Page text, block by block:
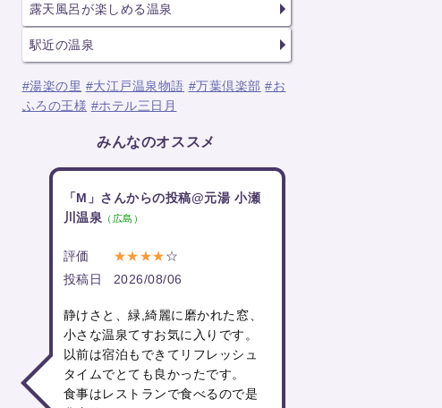
露天風呂が楽しめる温泉
駅近の温泉
#湯楽の里 #大江戸温泉物語 #万葉倶楽部 #お
ふろの王様 #ホテル三日月
みんなのオススメ
「M」さんからの投稿@元湯 小瀬
川温泉 （広島）
評価 ★★★★☆
投稿日
2026/08/06
静けさと、緑,綺麗に磨かれた窓、
小さな温泉てすお気に入りです。
以前は宿泊もできてリフレッシュ
タイムでとても良かったです。
食事はレストランで食べるので是